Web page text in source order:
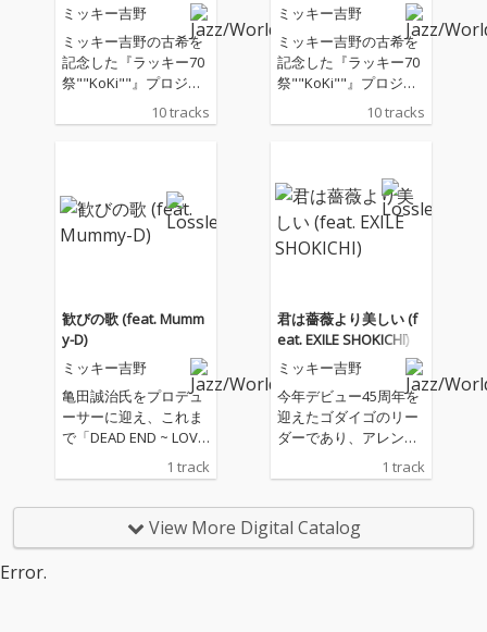
ミッキー吉野
ミッキー吉野の古希を
記念した『ラッキー70
祭""KoKi""』プロジェ
クト作品。これまで手
掛けた音楽を通して今
UJU、EXILE SHOKICH
I、STUTS、MIYAVI、C
har、タケカワユキヒ
ルを超えた豪華アーテ
ィストが多数参加。時
代を創った名曲のカバ
ーから新曲まで、全世
代が楽しめる色鮮やか
なアルバム！
10 tracks
ミッキー吉野
ミッキー吉野の古希を
記念した『ラッキー70
祭""KoKi""』プロジェ
クト作品。これまで手
掛けた音楽を通して今
ーに亀田誠治を迎え、J
UJU、EXILE SHOKICH
I、STUTS、MIYAVI、C
har、タケカワユキヒ
ルを超えた豪華アーテ
ィストが多数参加。時
代を創った名曲のカバ
ーから新曲まで、全世
代が楽しめる色鮮やか
なアルバム！
10 tracks
歓びの歌 (feat. Mumm
y-D)
ミッキー吉野
亀田誠治氏をプロデュ
ーサーに迎え、これま
で「DEAD END ~ LOVE
FLOWERS PROPHECY f
eat. STUTS & Campan
美しい feat. EXILE SHO
KICHI」の２曲をリリー
1 track
君は薔薇より美しい (f
eat. EXILE SHOKICHI)
ミッキー吉野
今年デビュー45周年を
迎えたゴダイゴのリー
ダーであり、アレンジ
ャーやコンポーザーと
しても幅広く活躍する
いを、手がけてきた音
楽を通してさまざまな
1 track
View More Digital Catalog
Error.